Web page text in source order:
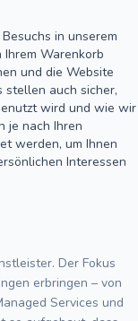
in unserem
Warenkorb
und die Website
stellen auch sicher,
wird und wie wir
je nach Ihren
werden, um Ihnen
Interessen
Der Fokus
erbringen – von
Services und